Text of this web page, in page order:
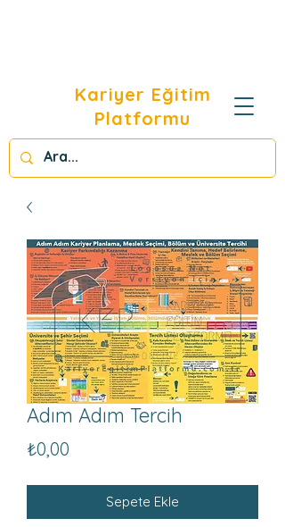
Kariyer Eğitim
Platformu
Adım Adım Tercih
₺0,00
Sepete Ekle